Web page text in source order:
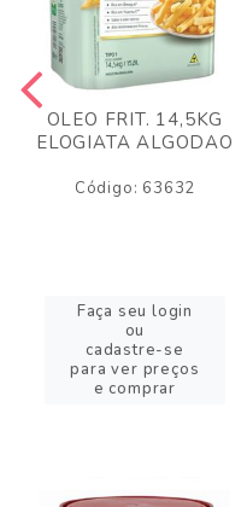
OLEO FRIT. 14,5KG
ELOGIATA ALGODAO
Código: 63632
Faça seu login
ou
cadastre-se
para ver preços
e comprar